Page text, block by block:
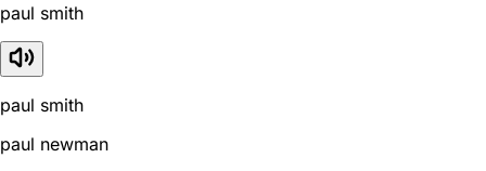
paul smith
paul smith
paul newman